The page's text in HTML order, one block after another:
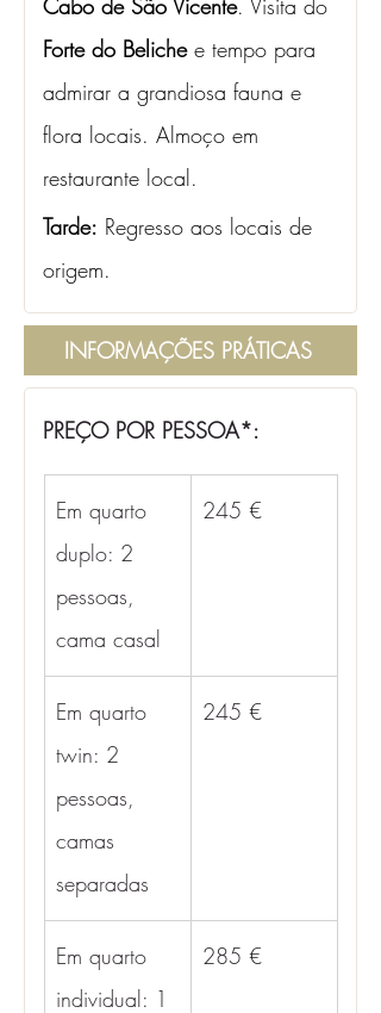
Cabo de São Vicente. Visita do
Forte do Beliche e tempo para
admirar a grandiosa fauna e
flora locais. Almoço em
restaurante local.
Tarde: Regresso aos locais de
origem.
INFORMAÇÕES PRÁTICAS
PREÇO POR PESSOA*:
Em quarto
duplo: 2
pessoas,
cama casal
245 €
Em quarto
twin: 2
pessoas,
camas
separadas
245 €
Em quarto
individual: 1
285 €